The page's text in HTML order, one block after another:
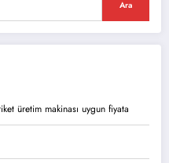
Ara
üretim makinası uygun fiyata